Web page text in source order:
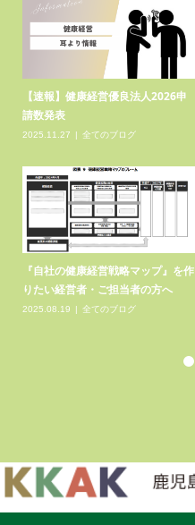
【速報】健康経営優良法人2026申
請数発表
2025.11.27 全てのブログ
『自社の健康経営戦略マップ』を作
りたい経営者・ご担当者の方へ
2025.08.19 全てのブログ